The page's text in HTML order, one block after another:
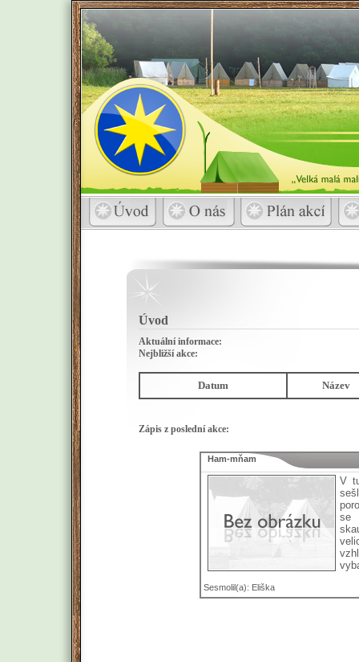
Úvod
Aktuální informace:
Nejbližší akce:
Datum Název
Zápis z poslední akce:
Ham-mňam
V
se
Sesmolil(a): Eliška